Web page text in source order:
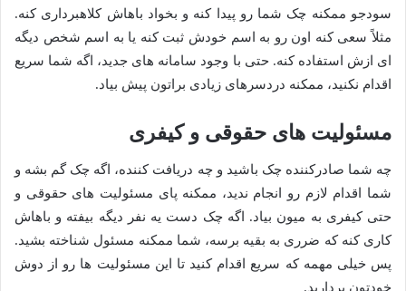
سودجو ممکنه چک شما رو پیدا کنه و بخواد باهاش کلاهبرداری کنه.
مثلاً سعی کنه اون رو به اسم خودش ثبت کنه یا به اسم شخص دیگه
ای ازش استفاده کنه. حتی با وجود سامانه های جدید، اگه شما سریع
اقدام نکنید، ممکنه دردسرهای زیادی براتون پیش بیاد.
مسئولیت های حقوقی و کیفری
چه شما صادرکننده چک باشید و چه دریافت کننده، اگه چک گم بشه و
شما اقدام لازم رو انجام ندید، ممکنه پای مسئولیت های حقوقی و
حتی کیفری به میون بیاد. اگه چک دست یه نفر دیگه بیفته و باهاش
کاری کنه که ضرری به بقیه برسه، شما ممکنه مسئول شناخته بشید.
پس خیلی مهمه که سریع اقدام کنید تا این مسئولیت ها رو از دوش
خودتون بردارید.